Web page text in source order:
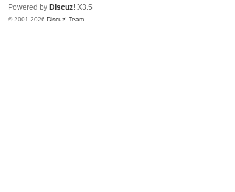
Powered by Discuz! X3.5
© 2001-2026Discuz! Team